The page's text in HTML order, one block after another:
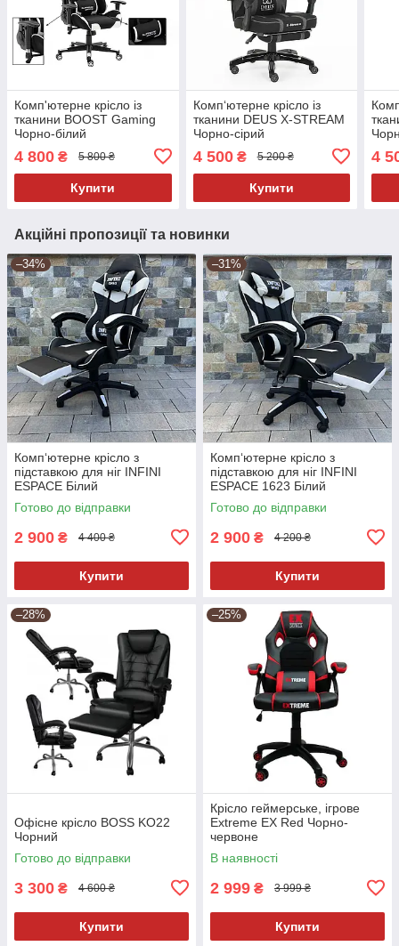
Комп'ютерне крісло із
тканини BOOST Gaming
Чорно-білий
4 800 ₴ 5 800 ₴
Купити
Комп‘ютерне крісло із
тканини DEUS X-STREAM
Чорно-сірий
4 500₴ 5 200 ₴
Купити
4
Акційні пропозиції та новинки
–34%
Комп‘ютерне крісло з
підставкою для ніг INFINI
ESPACE Білий
Готово до відправки
2 900 ₴ 4 400 ₴
Купити
–31%
Комп‘ютерне крісло з
підставкою для ніг INFINI
ESPACE 1623 Білий
Готово до відправки
2 900 ₴ 4 200 ₴
Купити
–28%
Офісне крісло BOSS KO22
Чорний
Готово до відправки
3 300 ₴ 4 600 ₴
Купити
–25%
Крісло геймерське, ігрове
Extreme EX Red Чорно-
червоне
В наявності
2 999 ₴ 3 999 ₴
Купити